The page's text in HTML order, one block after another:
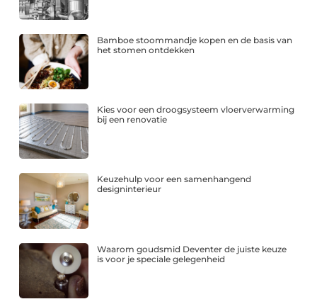
Bamboe stoommandje kopen en de basis van
het stomen ontdekken
Kies voor een droogsysteem vloerverwarming
bij een renovatie
Keuzehulp voor een samenhangend
designinterieur
Waarom goudsmid Deventer de juiste keuze
is voor je speciale gelegenheid